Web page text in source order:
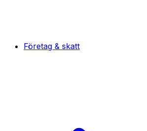
Företag & skatt